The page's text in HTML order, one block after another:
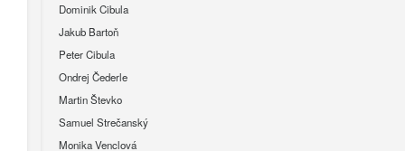
Dominik Cibula
Jakub Bartoň
Peter Cibula
Ondrej Čederle
Martin Števko
Samuel Strečanský
Monika Venclová